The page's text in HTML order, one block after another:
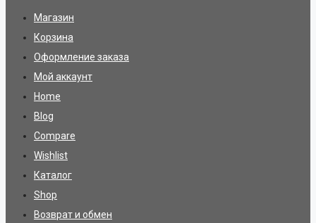
Магазин
Корзина
Оформление заказа
Мой аккаунт
Home
Blog
Compare
Wishlist
Каталог
Shop
Возврат и обмен